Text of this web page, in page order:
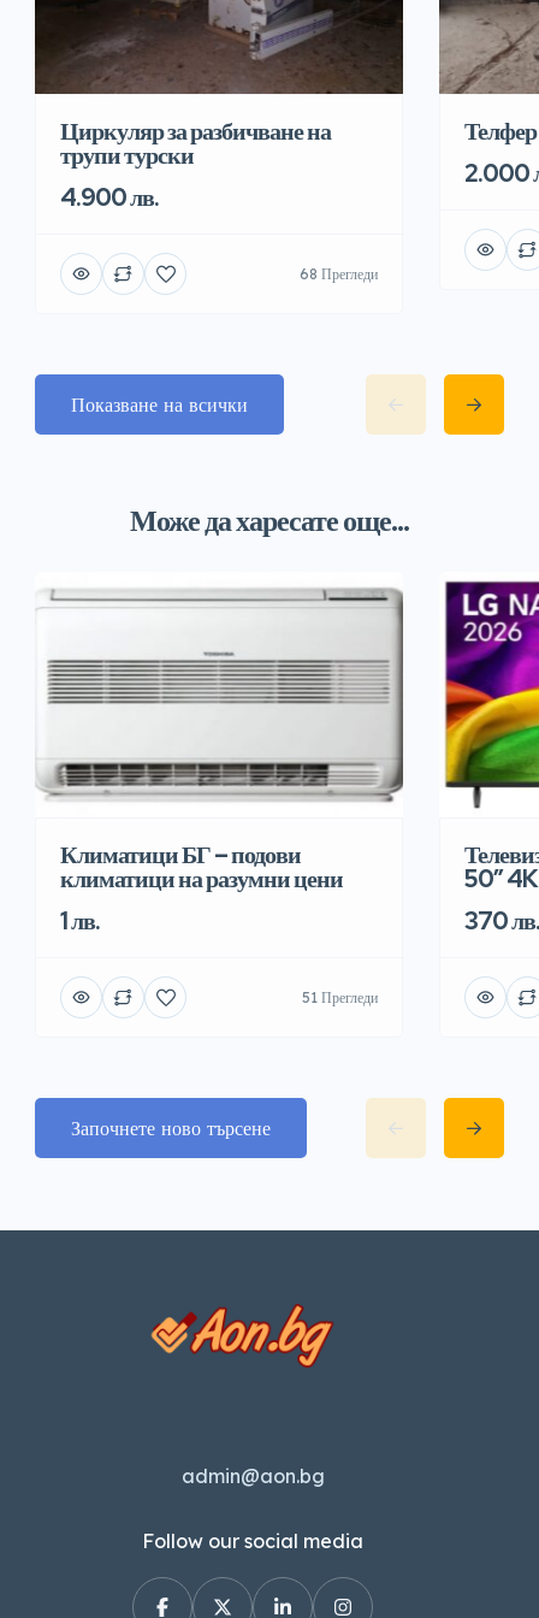
Циркуляр за разбичване на
трупи турски
4.900 лв.
68 Прегледи
2.000
Показване на всички
Може да харесате още...
Климатици БГ – подови
климатици на разумни цени
1 лв.
51 Прегледи
50″ 4K
370 лв.
Започнете ново търсене
admin@aon.bg
Follow our social media